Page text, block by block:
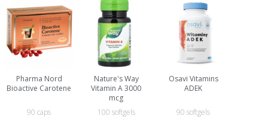
Pharma Nord
Bioactive Carotene
90 caps
Nature's Way
Vitamin A 3000
mcg
100 softgels
Osavi Vitamins
ADEK
90 softgels